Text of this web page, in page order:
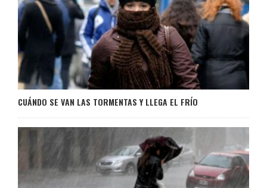
CUÁNDO SE VAN LAS TORMENTAS Y LLEGA EL FRÍO